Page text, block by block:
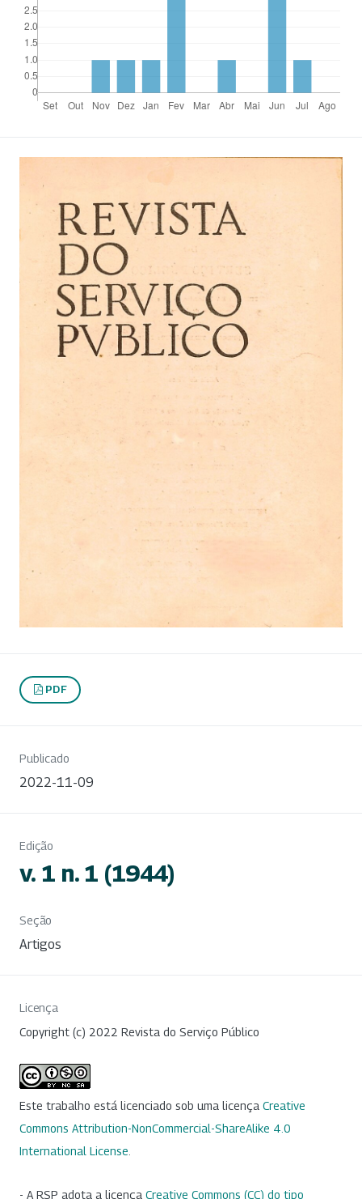
PDF
Publicado
2022-11-09
Edição
v. 1 n. 1 (1944)
Seção
Artigos
Licença
Copyright (c) 2022 Revista do Serviço Público
Este trabalho está licenciado sob uma licença Creative
Commons Attribution-NonCommercial-ShareAlike 4.0
International License
- A RSP adota a licença Creative Commons (CC) do tipo